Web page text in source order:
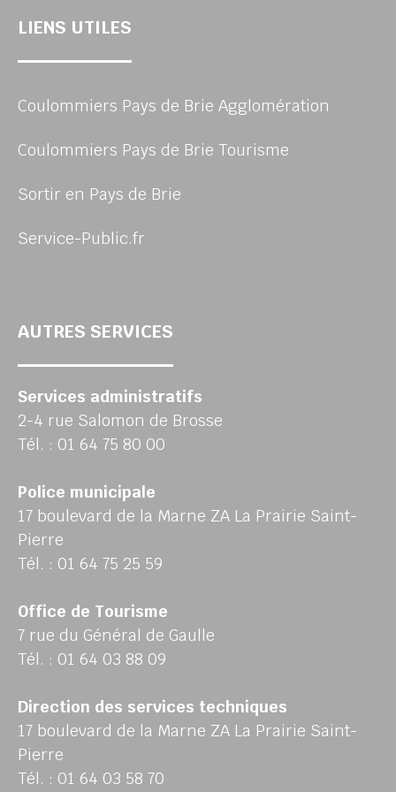
LIENS UTILES
Coulommiers Pays de Brie Agglomération
Coulommiers Pays de Brie Tourisme
Sortir en Pays de Brie
Service-Public.fr
AUTRES SERVICES
Services administratifs
2-4 rue Salomon de Brosse
Tél. : 01 64 75 80 00
Police municipale
17 boulevard de la Marne ZA La Prairie Saint-
Pierre
Tél. : 01 64 75 25 59
Office de Tourisme
7 rue du Général de Gaulle
Tél. : 01 64 03 88 09
Direction des services techniques
17 boulevard de la Marne ZA La Prairie Saint-
Pierre
Tél. : 01 64 03 58 70